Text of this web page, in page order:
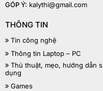
GÓP Ý: kalythi@gmail.com
THÔNG TIN
Tin công nghệ
Thông tin Laptop – PC
Thủ thuật, mẹo, hướng dẫn
dụng
Games